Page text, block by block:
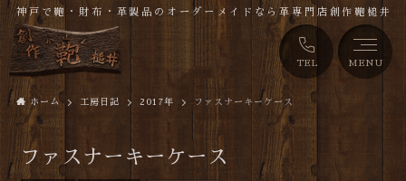
TEL MENU
神戸で鞄・財布・革製品のオーダーメイドなら革専門店創作鞄槌井
ホーム 工房日記 2017年 ファスナーキーケース
ファスナーキーケース